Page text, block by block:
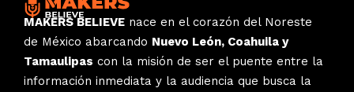
MAKERS BELIEVE nace en el corazón del Noreste
de México abarcando Nuevo León, Coahuila y
Tamaulipas con la misión de ser el puente entre la
información inmediata y la audiencia que busca la